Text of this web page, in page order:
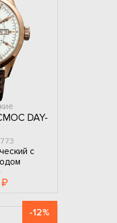
DAY-
с
-12%